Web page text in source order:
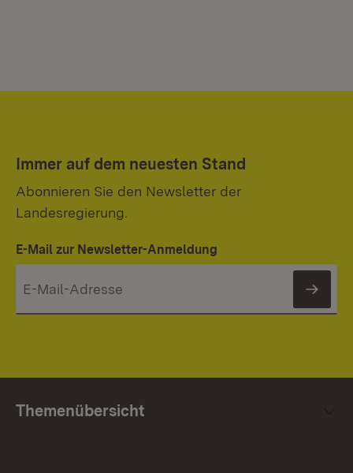
Immer auf dem neuesten Stand
Abonnieren Sie den Newsletter der
Landesregierung.
E-Mail zur Newsletter-Anmeldung
Themenübersicht